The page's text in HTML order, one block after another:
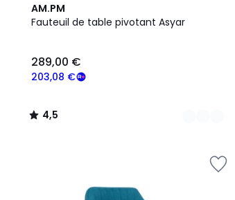
AM.PM
Fauteuil de table pivotant Asyar
203,08 €
289,00 €
4,5
/ 5
2
Couleurs
4,5
/